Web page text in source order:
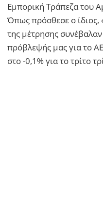
Εμπορική Τράπεζα του
Όπως πρόσθεσε ο ίδιος,
της μέτρησης
πρόβλεψής μας για το
στο -0,1% για το τρίτο